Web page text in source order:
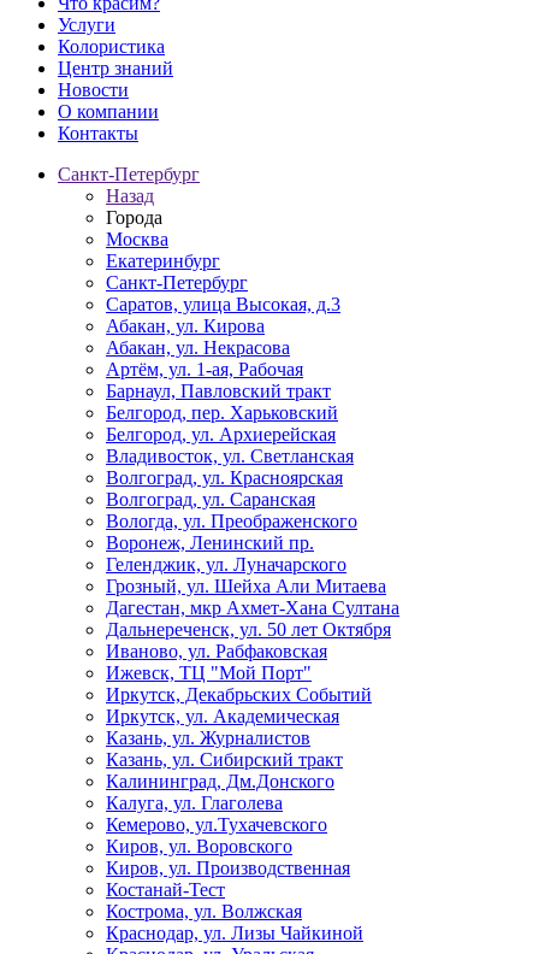
Услуги
Колористика
Центр знаний
Новости
О компании
Контакты
Санкт-Петербург
Назад
Города
Москва
Екатеринбург
Санкт-Петербург
Саратов, улица Высокая, д.3
Абакан, ул. Кирова
Абакан, ул. Некрасова
Артём, ул. 1-ая, Рабочая
Барнаул, Павловский тракт
Белгород, пер. Харьковский
Белгород, ул. Архиерейская
Владивосток, ул. Светланская
Волгоград, ул. Красноярская
Волгоград, ул. Саранская
Вологда, ул. Преображенского
Воронеж, Ленинский пр.
Геленджик, ул. Луначарского
Грозный, ул. Шейха Али Митаева
Дагестан, мкр Ахмет-Хана Султана
Дальнереченск, ул. 50 лет Октября
Иваново, ул. Рабфаковская
Ижевск, ТЦ "Мой Порт"
Иркутск, Декабрьских Событий
Иркутск, ул. Академическая
Казань, ул. Журналистов
Казань, ул. Сибирский тракт
Калининград, Дм.Донского
Калуга, ул. Глаголева
Кемерово, ул.Тухачевского
Киров, ул. Воровского
Киров, ул. Производственная
Костанай-Тест
Кострома, ул. Волжская
Краснодар, ул. Лизы Чайкиной